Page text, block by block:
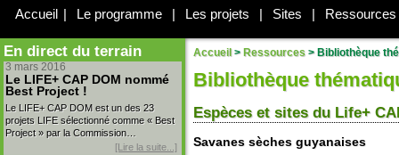
Accueil | Le programme | Les projets | Sites | Ressources
En direct du terrain
3 mars 2016
Le LIFE+ CAP DOM nommé
Best Project !
Le LIFE+ CAP DOM est un des 23
projets LIFE sélectionné comme « Best
Project » par la Commission…
[Lire la suite...]
Accueil > Ressources >Bibliothèque
Bibliothèque
Espèces et sites du Life+
Savanes sèches guyanaises